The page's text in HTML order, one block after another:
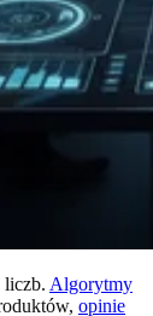
liczb. Algorytmy
opinie